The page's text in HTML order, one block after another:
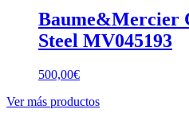
Baume&Mercier
Steel MV045193
500,00€
Ver más productos